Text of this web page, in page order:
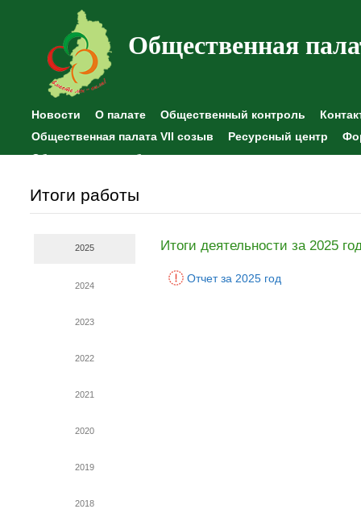
Общественная
Новости О палате Общественный контроль
Общественная палата VII созыв
Ресурсный центр
Общественные наблюдения
Итоги работы
2025
2024
2023
2022
2021
2020
2019
2018
Итоги деятельности за 2025
Отчет за 2025 год